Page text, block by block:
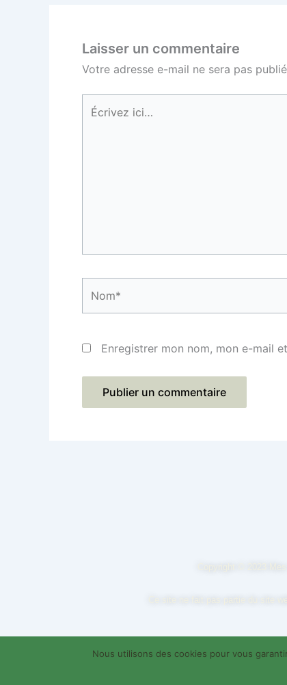
Laisser un commentaire
Votre adresse e-mail ne sera pas
Écrivez
ici…
Enregistrer mon nom, mon e-mail
Copyright © 2023
Nous utilisons des cookies pour vous